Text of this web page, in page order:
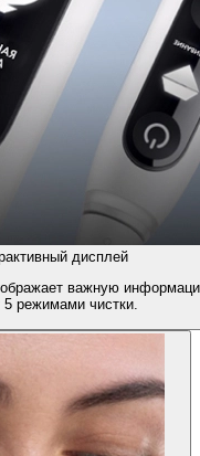
дисплей
важную
режимами чистки.